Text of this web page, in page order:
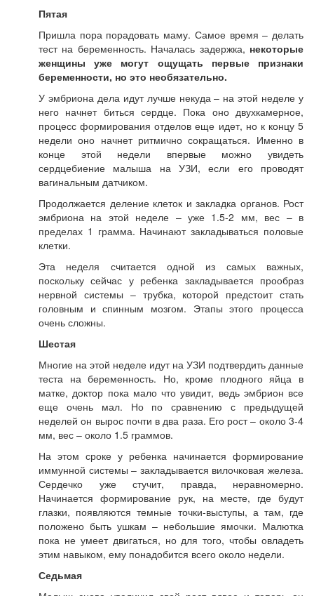
Пятая
Пришла пора порадовать маму. Самое время – делать
тест на беременность. Началась задержка, некоторые
женщины уже могут ощущать первые признаки
беременности, но это необязательно.
У эмбриона дела идут лучше некуда – на этой неделе у
него начнет биться сердце. Пока оно двухкамерное,
процесс формирования отделов еще идет, но к концу 5
недели оно начнет ритмично сокращаться. Именно в
конце этой недели впервые можно увидеть
сердцебиение малыша на УЗИ, если его проводят
вагинальным датчиком.
Продолжается деление клеток и закладка органов. Рост
эмбриона на этой неделе – уже 1.5-2 мм, вес – в
пределах 1 грамма. Начинают закладываться половые
клетки.
Эта неделя считается одной из самых важных,
поскольку сейчас у ребенка закладывается прообраз
нервной системы – трубка, которой предстоит стать
головным и спинным мозгом. Этапы этого процесса
очень сложны.
Шестая
Многие на этой неделе идут на УЗИ подтвердить данные
теста на беременность. Но, кроме плодного яйца в
матке, доктор пока мало что увидит, ведь эмбрион все
еще очень мал. Но по сравнению с предыдущей
неделей он вырос почти в два раза. Его рост – около 3-4
мм, вес – около 1.5 граммов.
На этом сроке у ребенка начинается формирование
иммунной системы – закладывается вилочковая железа.
Сердечко уже стучит, правда, неравномерно.
Начинается формирование рук, на месте, где будут
глазки, появляются темные точки-выступы, а там, где
положено быть ушкам – небольшие ямочки. Малютка
пока не умеет двигаться, но для того, чтобы овладеть
этим навыком, ему понадобится всего около недели.
Седьмая